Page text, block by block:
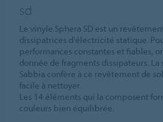
sd
Le vinyle Sphera SD est un
dissipatrices d'électricité statique.
performances constantes et fiables,
donnée de fragments dissipateurs.
Sabbia confère à ce revêtement de
facile à nettoyer.
Les 14 éléments qui la composent
couleurs bien équilibrée.